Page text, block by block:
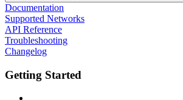
Documentation
Supported Networks
API Reference
Troubleshooting
Changelog
Getting Started